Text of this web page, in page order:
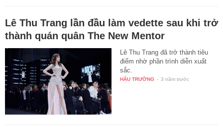
Lê Thu Trang lần đầu làm vedette sau khi trở
thành quán quân The New Mentor
Lê Thu Trang đã trở thành tiêu
điểm nhờ phần trình diễn xuất
sắc.
HẬU TRƯỜNG - 3 năm trước